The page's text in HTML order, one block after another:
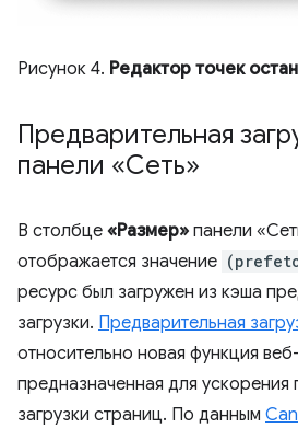
Рисунок 4. Редактор точек
Предварительная
панели «Сеть»
В столбце «Размер» панели
отображается значение
ресурс был загружен из кэша
загрузки. Предварительная
относительно новая функция
предназначенная для
загрузки страниц. По данным